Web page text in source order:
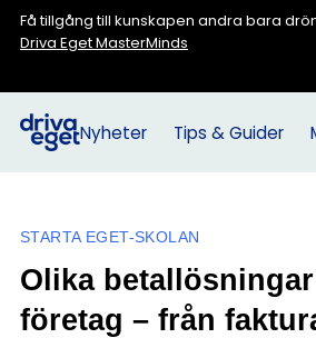
Få tillgång till kunskapen andra bara
Driva Eget MasterMinds
Nyheter Tips & Guider
STARTA EGET-SKOLAN
Olika
företag – från